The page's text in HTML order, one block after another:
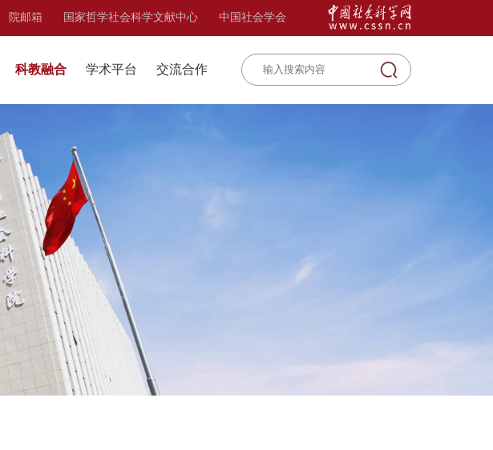
院邮箱 国家哲学社会科学文献中心 中国社会学会
科教融合 学术平台 交流合作